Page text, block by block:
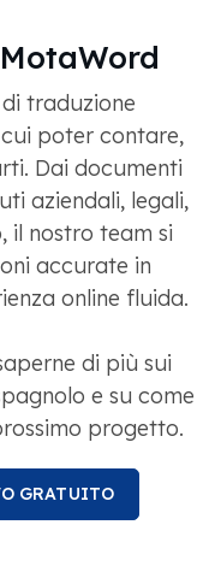
traduzione
poter contare,
Dai documenti
aziendali, legali,
il nostro team si
accurate in
online fluida.
di più sui
e su come
progetto.
GRATUITO